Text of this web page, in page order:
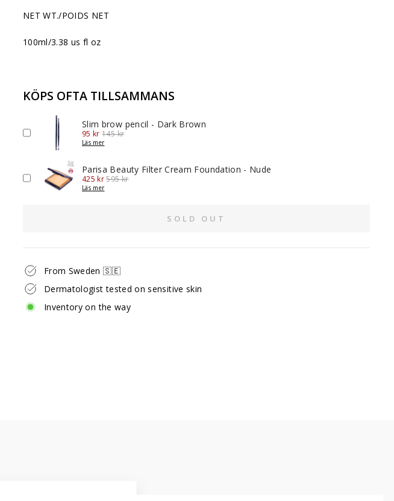
NET WT./POIDS NET
100ml/3.38 us fl oz
KÖPS OFTA TILLSAMMANS
Slim brow pencil - Dark Brown
Sale
price
95 kr Original
price
145 kr
Läs mer
Parisa Beauty Filter Cream Foundation - Nude
Sale
price
425 krOriginal
595 kr
Läs mer
SOLD OUT
From Sweden 🇸🇪
Dermatologist tested on sensitive skin
Inventory on the way